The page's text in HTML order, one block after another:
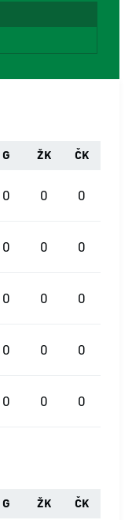
G ŽK ČK
0 0 0
0 0 0
0 0 0
0 0 0
0 0 0
G ŽK ČK